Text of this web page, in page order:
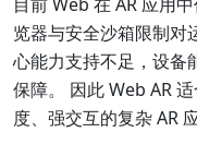
览器与安全沙箱限制对
心能力支持不足，设备
保障。 因此 Web AR
度、强交互的复杂 AR 应